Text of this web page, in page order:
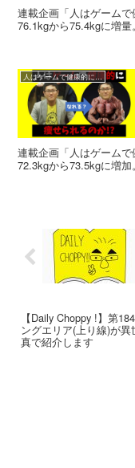
連載企画「人はゲーム
76.1kgから75.4kgに増量
人はゲームで健康的に痩せられるのか!?
連載企画「人はゲーム
72.3kgから73.5kgに増加。
【Daily Choppy !】第
ングエリア(上り線)が
真で紹介します